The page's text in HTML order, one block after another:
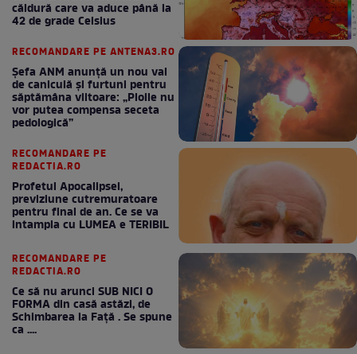
căldură care va aduce până la
42 de grade Celsius
RECOMANDARE PE ANTENA3.RO
Șefa ANM anunță un nou val
de caniculă și furtuni pentru
săptămâna viitoare: „Ploile nu
vor putea compensa seceta
pedologică”
RECOMANDARE PE
REDACTIA.RO
Profetul Apocalipsei,
previziune cutremuratoare
pentru final de an. Ce se va
intampla cu LUMEA e TERIBIL
RECOMANDARE PE
REDACTIA.RO
Ce să nu arunci SUB NICI O
FORMA din casă astăzi, de
Schimbarea la Față . Se spune
ca ....